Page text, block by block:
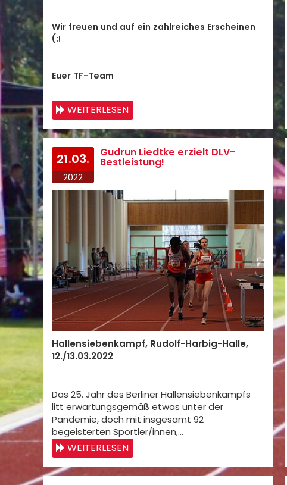
Wir freuen und auf ein zahlreiches Erscheinen
(:!
Euer TF-Team
WEITERLESEN
21.03.
2022
Gudrun Liedtke erzielt DLV-
Bestleistung!
Hallensiebenkampf, Rudolf-Harbig-Halle,
12./13.03.2022
Das 25. Jahr des Berliner Hallensiebenkampfs
litt erwartungsgemäß etwas unter der
Pandemie, doch mit insgesamt 92
begeisterten Sportler/innen,…
WEITERLESEN